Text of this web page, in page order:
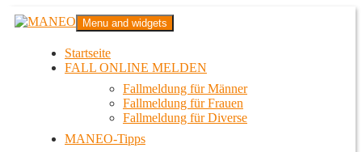
Zum
InhaltMANEO
Das schwule Anti-Gewalt-Projekt in Berlin
Menu and widgets
Startseite
FALL ONLINE MELDEN
Fallmeldung für Männer
Fallmeldung für Frauen
Fallmeldung für Diverse
MANEO-Tipps